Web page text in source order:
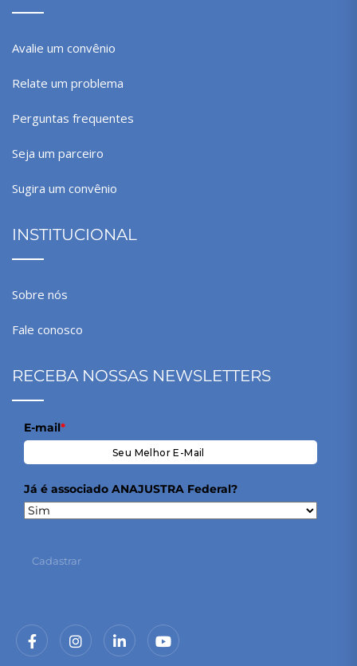
Avalie um convênio
Relate um problema
Perguntas frequentes
Seja um parceiro
Sugira um convênio
INSTITUCIONAL
Sobre nós
Fale conosco
RECEBA NOSSAS NEWSLETTERS
E-mail*
Já é associado ANAJUSTRA Federal?
Cadastrar